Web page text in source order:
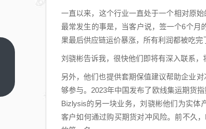
一直以来，这个行业一直处于一个相对原
最常发生的事是，当客户说，签一个6个月
果最后供应链运价暴涨，所有利润都被吃完
刘骁彬告诉我，很快他们即将有深入联系
另外，他们也提供套期保值建议帮助企业
够参与。2023年中国发布了欧线集运期货
Bizlysis的另一块业务，刘骁彬他们为实体
客户如何通过购买期货对冲风险。前不久